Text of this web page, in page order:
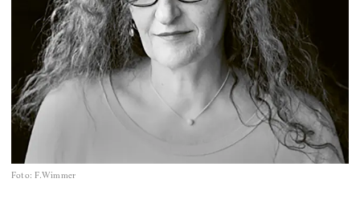
Foto: F.Wimmer